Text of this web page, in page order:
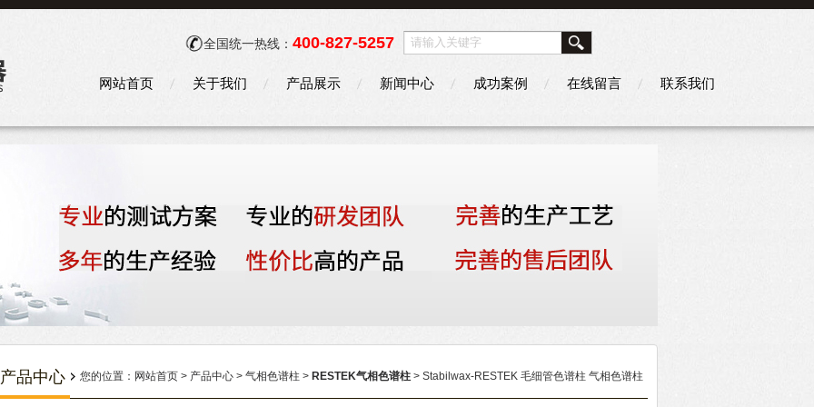
全国统一热线： 400-827-5257
网站首页 关于我们 产品展示 新闻中心 成功案例 在线留言 联系我们
产品中心 您的位置： 网站首页 > 产品中心 > 气相色谱柱 > RESTEK气相色谱柱 > Stabilwax-RESTEK 毛细管色谱柱 气相色谱柱